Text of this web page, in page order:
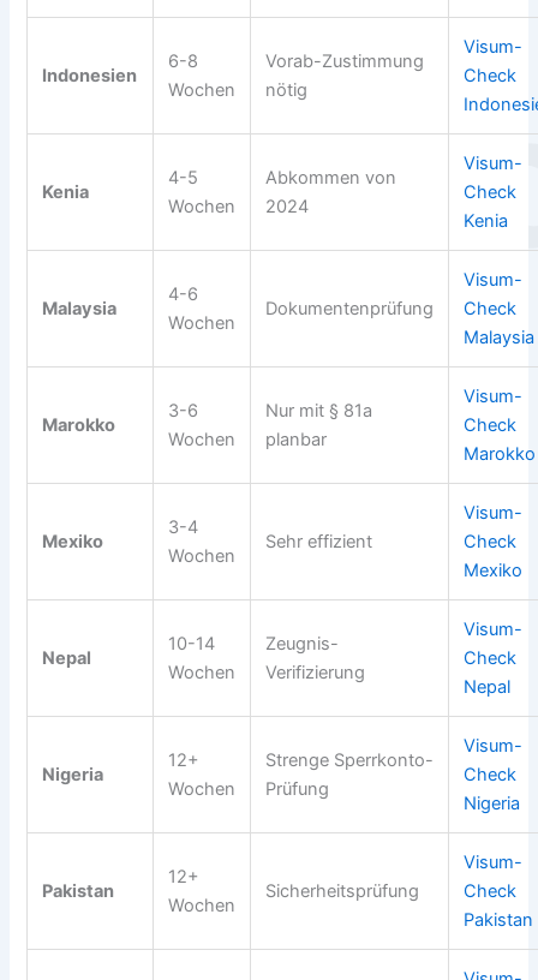
Indonesien
6-8
Wochen
Vorab-Zustimmung
nötig
Visum-
Check
Kenia
4-5
Wochen
Abkommen von
2024
Visum-
Check
Kenia
Malaysia
4-6
Wochen
Dokumentenprüfung
Visum-
Check
Malaysia
Marokko
3-6
Wochen
Nur mit § 81a
planbar
Visum-
Check
Marokko
Mexiko
3-4
Wochen
Sehr effizient
Visum-
Check
Mexiko
Nepal
10-14
Wochen
Zeugnis-
Verifizierung
Visum-
Check
Nepal
Nigeria
12+
Wochen
Strenge Sperrkonto-
Prüfung
Visum-
Check
Nigeria
Pakistan
12+
Wochen
Sicherheitsprüfung
Visum-
Check
Pakistan